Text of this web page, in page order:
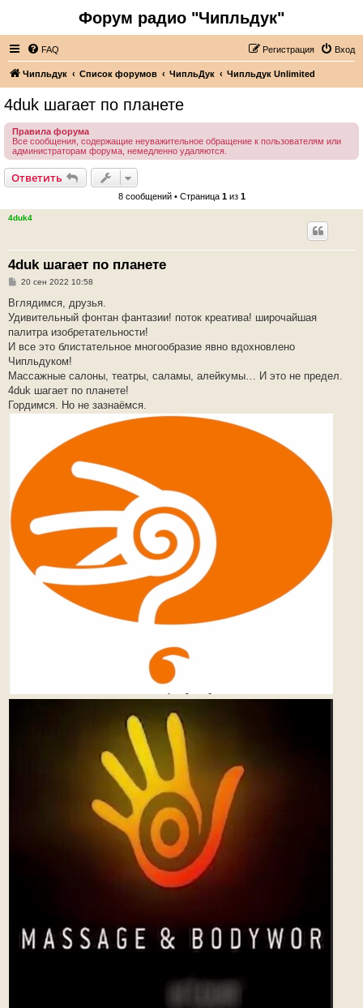
Форум радио "Чипльдук"
FAQ Вход
Регистрация
Чипльдук Список форумов ЧипльДук Чипльдук Unlimited
4duk шагает по планете
Правила форума
Все сообщения, содержащие неуважительное обращение к пользователям или
администраторам форума, немедленно удаляются.
Ответить
8 сообщений • Страница 1из 1
4duk4
4duk шагает по планете
С
о
щ
е
и
е
20 сен 2022 10:58
Вглядимся, друзья.
Удивительный фонтан фантазии! поток креатива! широчайшая
палитра изобретательности!
И все это блистательное многообразие явно вдохновлено
Чипльдуком!
Массажные салоны, театры, саламы, алейкумы… И это не предел.
4duk шагает по планете!
Гордимся. Но не зазнаёмся.